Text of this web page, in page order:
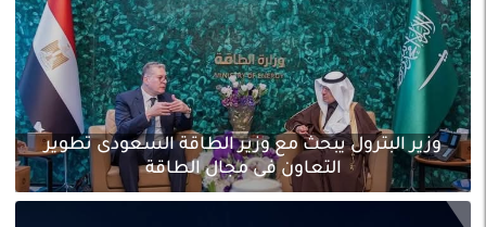
وزير البترول يبحث مع وزير الطاقة السعودى تطوير
التعاون فى مجال الطاقة